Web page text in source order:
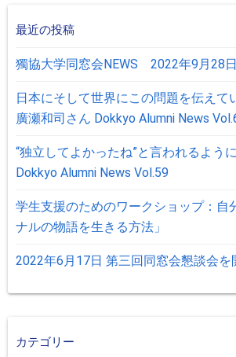
最近の投稿
獨協大学同窓会NEWS 2022年9月28
日本にそして世界にこの問題を伝えて
廣瀬和司さん Dokkyo Alumni News
“独立してよかったね”と言われるよう
Dokkyo Alumni News Vol.59
学生支援のためのワークショップ：⾃
ナルの物語を⽣きる⽅法」
2022年6月17日 第三回同窓会懇談会を
カテゴリー